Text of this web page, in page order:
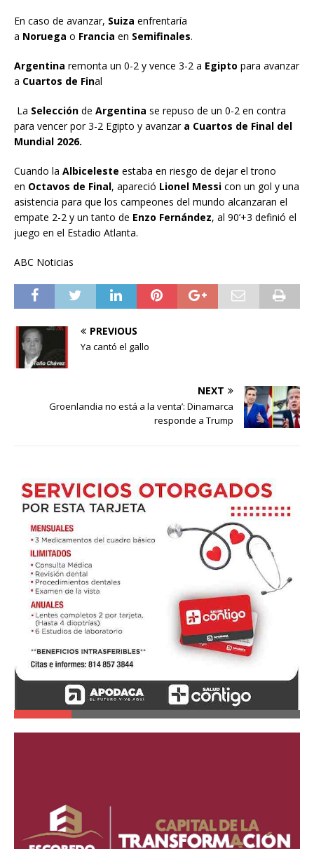
En caso de avanzar, Suiza enfrentaría
a Noruega o Francia en Semifinales.
Argentina remonta un 0-2 y vence 3-2 a Egipto para avanzar
a Cuartos de Final
La Selección de Argentina se repuso de un 0-2 en contra
para vencer por 3-2 Egipto y avanzar a Cuartos de Final del
Mundial 2026.
Cuando la Albiceleste estaba en riesgo de dejar el trono
en Octavos de Final, apareció Lionel Messi con un gol y una
asistencia para que los campeones del mundo alcanzaran el
empate 2-2 y un tanto de Enzo Fernández, al 90’+3 definió el
juego en el Estadio Atlanta.
ABC Noticias
PREVIOUS
Ya cantó el gallo
NEXT
Groenlandia no está a la venta’: Dinamarca
responde a Trump